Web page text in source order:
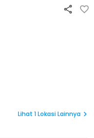
Lihat 1Lokasi Lainnya